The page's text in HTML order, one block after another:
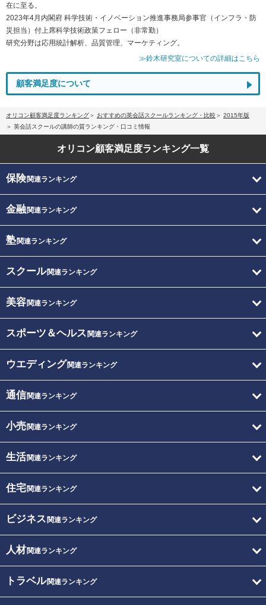
在に至る。
2023年4月内閣府 科学技術・イノベーション推進事務局参事官（インフラ・防
災担当）付上席科学技術政策フェロー（非常勤）
研究分野は応用統計解析、品質管理、マーケティング。
≫鈴木研究室についての詳細はこちら
顧客満足度について
オリコン顧客満足度ランキング おすすめの英会話スクールランキング・比較
2015年版
英会話スクールの講師の質ランキング・口コミ情報
オリコン顧客満足度ランキング一覧
保険関連ランキング
金融関連ランキング
塾関連ランキング
スクール関連ランキング
美容関連ランキング
スポーツ＆ヘルス 関連ランキング
ウエディング関連ランキング
通信関連ランキング
小売関連ランキング
生活関連ランキング
住宅関連ランキング
ビジネス 関連ランキング
人材関連ランキング
トラベル関連ランキング